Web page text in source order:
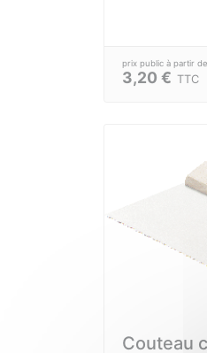
3,20 € TTC
Couteau